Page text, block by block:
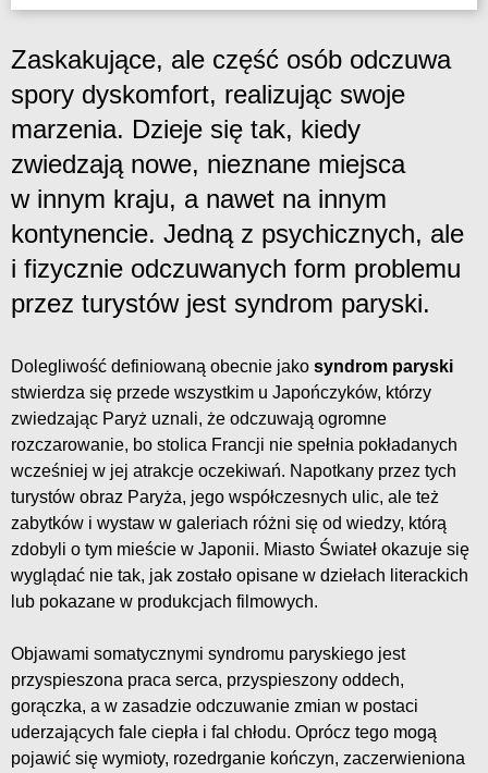
Zaskakujące, ale część osób odczuwa
spory dyskomfort, realizując swoje
marzenia. Dzieje się tak, kiedy
zwiedzają nowe, nieznane miejsca
w innym kraju, a nawet na innym
kontynencie. Jedną z psychicznych, ale
i fizycznie odczuwanych form problemu
przez turystów jest syndrom paryski.
Dolegliwość definiowaną obecnie jako syndrom paryski
stwierdza się przede wszystkim u Japończyków, którzy
zwiedzając Paryż uznali, że odczuwają ogromne
rozczarowanie, bo stolica Francji nie spełnia pokładanych
wcześniej w jej atrakcje oczekiwań. Napotkany przez tych
turystów obraz Paryża, jego współczesnych ulic, ale też
zabytków i wystaw w galeriach różni się od wiedzy, którą
zdobyli o tym mieście w Japonii. Miasto Świateł okazuje się
wyglądać nie tak, jak zostało opisane w dziełach literackich
lub pokazane w produkcjach filmowych.
Objawami somatycznymi syndromu paryskiego jest
przyspieszona praca serca, przyspieszony oddech,
gorączka, a w zasadzie odczuwanie zmian w postaci
uderzających fale ciepła i fal chłodu. Oprócz tego mogą
pojawić się wymioty, rozedrganie kończyn, zaczerwieniona